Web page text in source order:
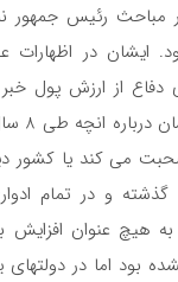
مباحث رئیس
ایشان در اظهارات
از ارزش پول خبر
شک
صحبت می کند یا
40 سال گذشته و در تمام
هیچ عنوان افزایش
بود اما در دولتهای